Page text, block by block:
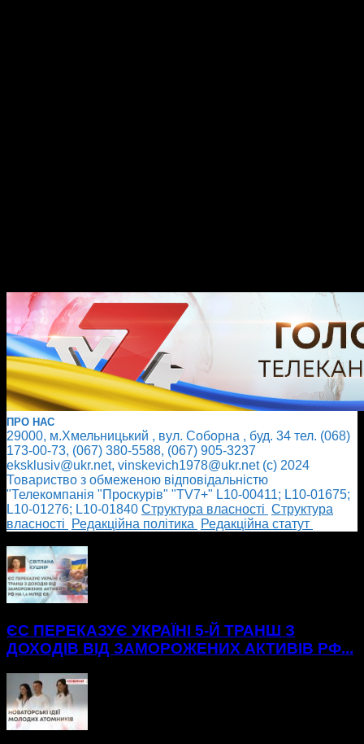
ПРО НАС
29000, м.Хмельницький , вул. Соборна , буд. 34 тел. (068)
173-00-73, (067) 380-5588, (067) 905-3237
eksklusiv@ukr.net, vinskevich1978@ukr.net (с) 2024
Товариство з обмеженою відповідальністю
"Телекомпанія "Проскурів" "TV7+" L10-00411; L10-01675;
L10-01276; L10-01840 Cтруктура власності Cтруктура
власності
Редакційна політика
Редакційна статут
ЄС ПЕРЕКАЗУЄ УКРАЇНІ 5-Й ТРАНШ З
ДОХОДІВ ВІД ЗАМОРОЖЕНИХ АКТИВІВ РФ...